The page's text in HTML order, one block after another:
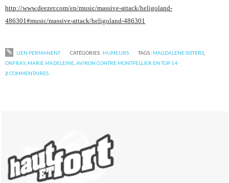
http://www.deezer.com/en/music/massive-attack/heligoland-
486301#music/massive-attack/heligoland-486301
LIEN PERMANENT CATÉGORIES : HUMEURS TAGS : MAGDALENE SISTERS,
ONFRAY, MARIE MADELEINE ,AVIRON CONTRE MONTPELLIER EN TOP 14
2 COMMENTAIRES